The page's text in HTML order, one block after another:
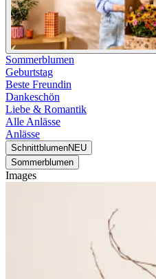
Sommerblumen
Geburtstag
Beste Freundin
Dankeschön
Liebe & Romantik
Alle Anlässe
Anlässe
SchnittblumenNEU
Sommerblumen
Images